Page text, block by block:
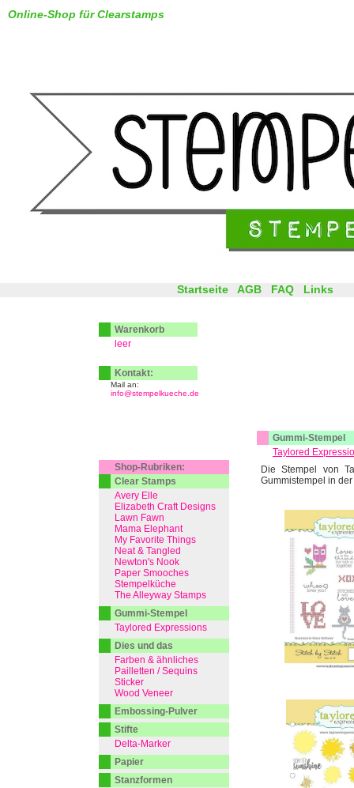
Online-Shop für Clearstamps
Gummi-Stempel
Taylored
Die Stempel von
Gummistempel in
Startseite AGB FAQ Links
Warenkorb
leer
Kontakt:
Mail an:
info@stempelkueche.de
Shop-Rubriken:
Clear Stamps
Avery Elle
Elizabeth Craft Designs
Lawn Fawn
Mama Elephant
My Favorite Things
Neat & Tangled
Newton's Nook
Paper Smooches
Stempelküche
The Alleyway Stamps
Gummi-Stempel
Taylored Expressions
Dies und das
Farben & ähnliches
Pailletten / Sequins
Sticker
Wood Veneer
Embossing-Pulver
Stifte
Delta-Marker
Papier
Stanzformen